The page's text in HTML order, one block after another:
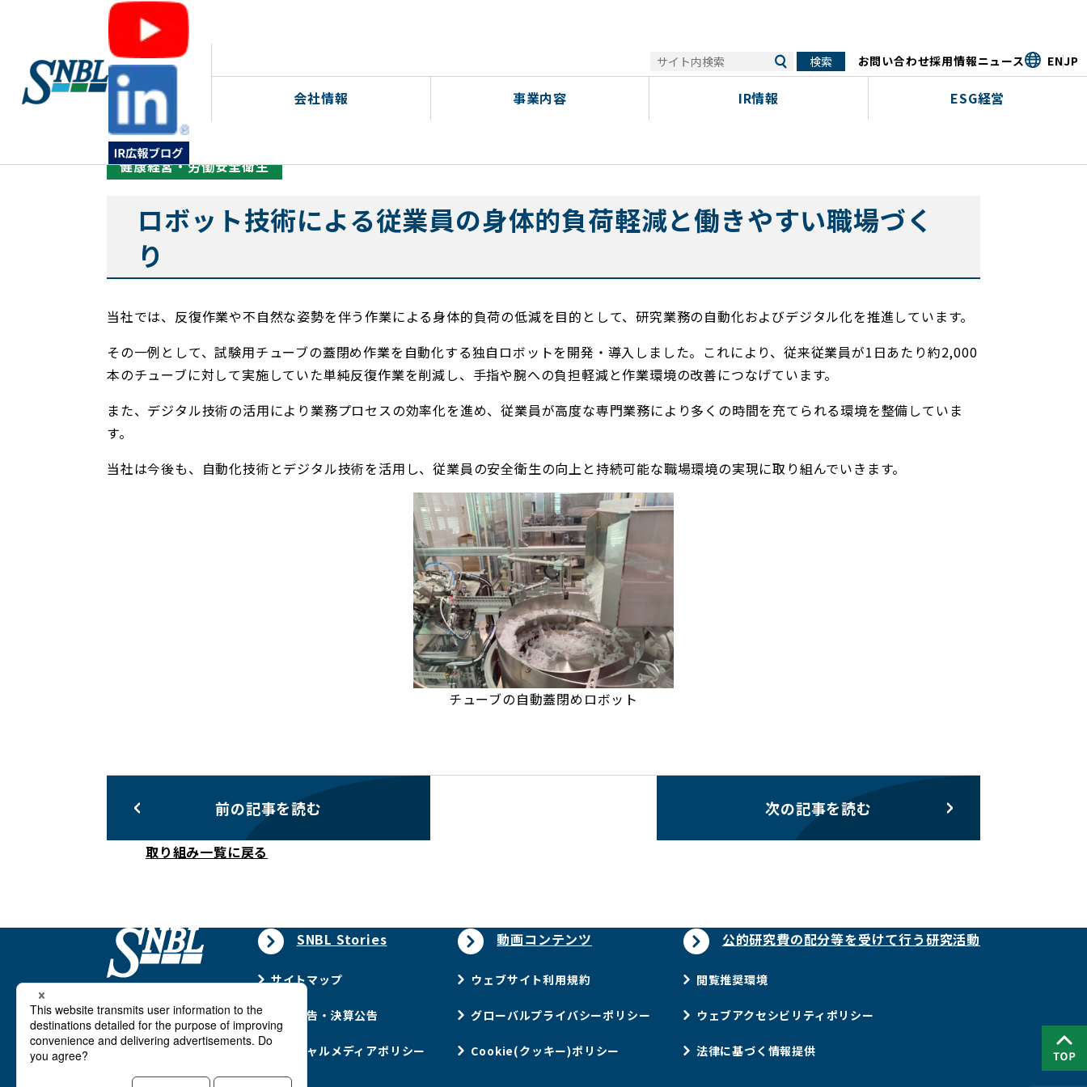
会社情報 事業内容 IR情報 ESG経営
お問い合わせ採用情報ニュース ENJP
ホームページトップ 社会 > ロボット技術による従業員の身体的負荷軽減と働きやすい職場づくり
ロボット技術による従業員の身体的負荷軽減と働きやすい職場づく
り
健康経営・労働安全衛生
当社では、反復作業や不自然な姿勢を伴う作業による身体的負荷の低減を目的として、研究業務の自動化およびデジタル化を推進しています。
その一例として、試験用チューブの蓋閉め作業を自動化する独自ロボットを開発・導入しました。これにより、従来従業員が1日あたり約2,000
本のチューブに対して実施していた単純反復作業を削減し、手指や腕への負担軽減と作業環境の改善につなげています。
また、デジタル技術の活用により業務プロセスの効率化を進め、従業員が高度な専門業務により多くの時間を充てられる環境を整備していま
す。
当社は今後も、自動化技術とデジタル技術を活用し、従業員の安全衛生の向上と持続可能な職場環境の実現に取り組んでいきます。
チューブの自動蓋閉めロボット
前の記事を読む 次の記事を読む
取り組み一覧に戻る
SNBL Stories 動画コンテンツ 公的研究費の配分等を受けて行う研究活動
サイトマップ ウェブサイト利用規約 閲覧推奨環境
電子公告・決算公告 グローバルプライバシーポリシー ウェブアクセシビリティポリシー
ソーシャルメディアポリシー Cookie(クッキー)ポリシー 法律に基づく情報提供